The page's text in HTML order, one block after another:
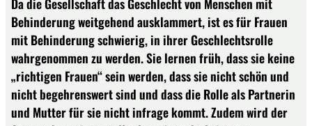
Behinderung weitgehend ausklammert, ist es für Frauen
mit Behinderung schwierig, in ihrer Geschlechtsrolle
wahrgenommen zu werden. Sie lernen früh, dass sie keine
„richtigen Frauen“ sein werden, dass sie nicht schön und
nicht begehrenswert sind und dass die Rolle als Partnerin
und Mutter für sie nicht infrage kommt. Zudem wird der